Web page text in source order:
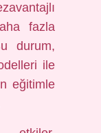
fazla
durum,
ile
eğitimle